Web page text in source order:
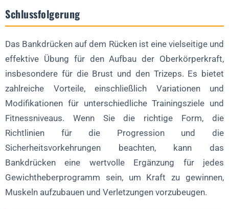
Schlussfolgerung
Das Bankdrücken auf dem Rücken ist eine vielseitige und
effektive Übung für den Aufbau der Oberkörperkraft,
insbesondere für die Brust und den Trizeps. Es bietet
zahlreiche Vorteile, einschließlich Variationen und
Modifikationen für unterschiedliche Trainingsziele und
Fitnessniveaus. Wenn Sie die richtige Form, die
Richtlinien für die Progression und die
Sicherheitsvorkehrungen beachten, kann das
Bankdrücken eine wertvolle Ergänzung für jedes
Gewichtheberprogramm sein, um Kraft zu gewinnen,
Muskeln aufzubauen und Verletzungen vorzubeugen.